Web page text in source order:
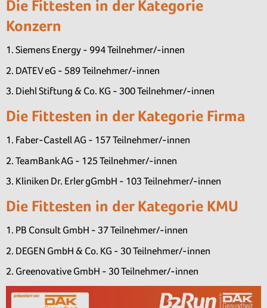
Die Fittesten in der Kategorie
Konzern
1. Siemens Energy - 994 Teilnehmer/-innen
2. DATEV eG - 589 Teilnehmer/-innen
3. Diehl Stiftung & Co. KG - 300 Teilnehmer/-innen
Die Fittesten in der Kategorie Firma
1. Faber-Castell AG - 157 Teilnehmer/-innen
2. TeamBank AG - 125 Teilnehmer/-innen
3. Kliniken Dr. Erler gGmbH - 103 Teilnehmer/-innen
Die Fittesten in der Kategorie KMU
1. PB Consult GmbH - 37 Teilnehmer/-innen
2. DEGEN GmbH & Co. KG - 30 Teilnehmer/-innen
2. Greenovative GmbH - 30 Teilnehmer/-innen